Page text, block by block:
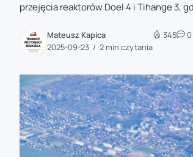
zaobserwuj nas
zaobserwuj nas
zaobserwuj nas
zaobserwuj nas
zaobserwuj nas
przejęcia reaktorów Doel 4 i Tihange 3,
Mateusz Kapica
2025-09-23
2 min czytania
345 0